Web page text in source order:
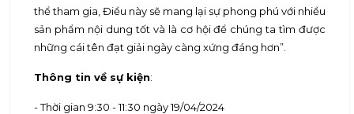
thể tham gia, Điều này sẽ mang lại sự phong phú với nhiều
sản phẩm nội dung tốt và là cơ hội để chúng ta tìm được
những cái tên đạt giải ngày càng xứng đáng hơn”.
Thông tin về sự kiện:
- Thời gian 9:30 - 11:30 ngày 19/04/2024